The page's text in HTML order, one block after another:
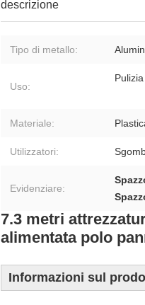
descrizione
Tipo di metallo:
Uso:
Materiale:
Utilizzatori:
Evidenziare:
7.3 metri
alimentata polo
Informazioni sul